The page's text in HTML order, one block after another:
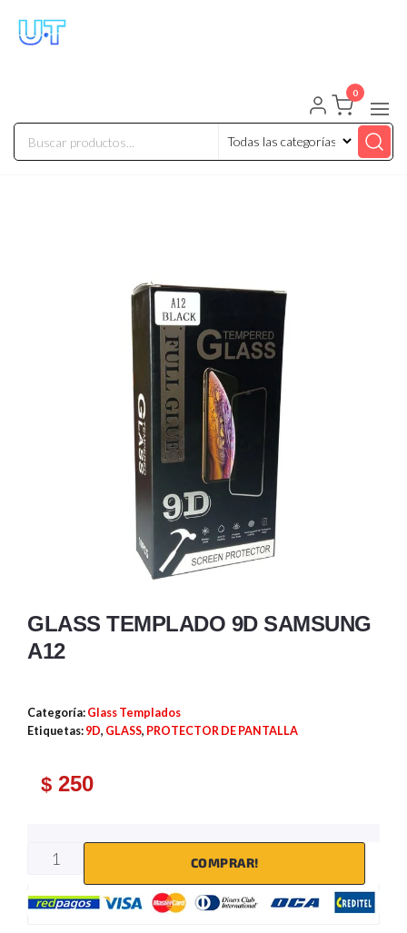
0
GLASS TEMPLADO 9D SAMSUNG
A12
Categoría: Glass Templados
Etiquetas: 9D, GLASS, PROTECTOR DE PANTALLA
$ 250
COMPRAR!